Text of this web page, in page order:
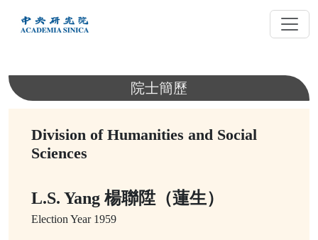
內
院士簡歷
Division of Humanities and Social
Sciences
L.S. Yang 楊聯陞（蓮生）
Election Year 1959